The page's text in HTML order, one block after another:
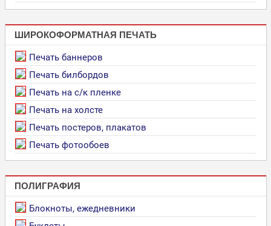
ШИРОКОФОРМАТНАЯ ПЕЧАТЬ
Печать баннеров
Печать билбордов
Печать на с/к пленке
Печать на холсте
Печать постеров, плакатов
Печать фотообоев
ПОЛИГРАФИЯ
Блокноты, ежедневники